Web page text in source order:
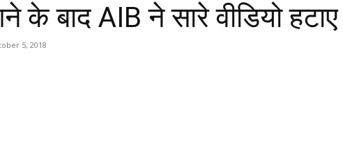
के बाद AIB ने सारे वीडियो हटाए
5, 2018